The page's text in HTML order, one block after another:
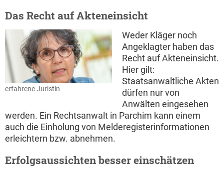
Das Recht auf Akteneinsicht
erfahrene Juristin
Weder Kläger noch
Angeklagter haben das
Recht auf Akteneinsicht.
Hier gilt:
Staatsanwaltliche Akten
dürfen nur von
Anwälten eingesehen
werden. Ein Rechtsanwalt in Parchim kann einem
auch die Einholung von Melderegisterinformationen
erleichtern bzw. abnehmen.
Erfolgsaussichten besser einschätzen